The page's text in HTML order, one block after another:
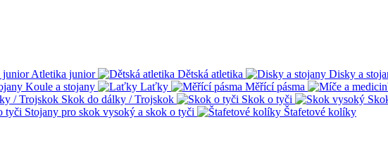
Atletika junior Dětská atletika Disky a
Koule a stojany Laťky Měřící pásma
Skok do dálky / Trojskok Skok o tyči
Stojany pro skok vysoký a skok o tyči
Štafetové kolíky